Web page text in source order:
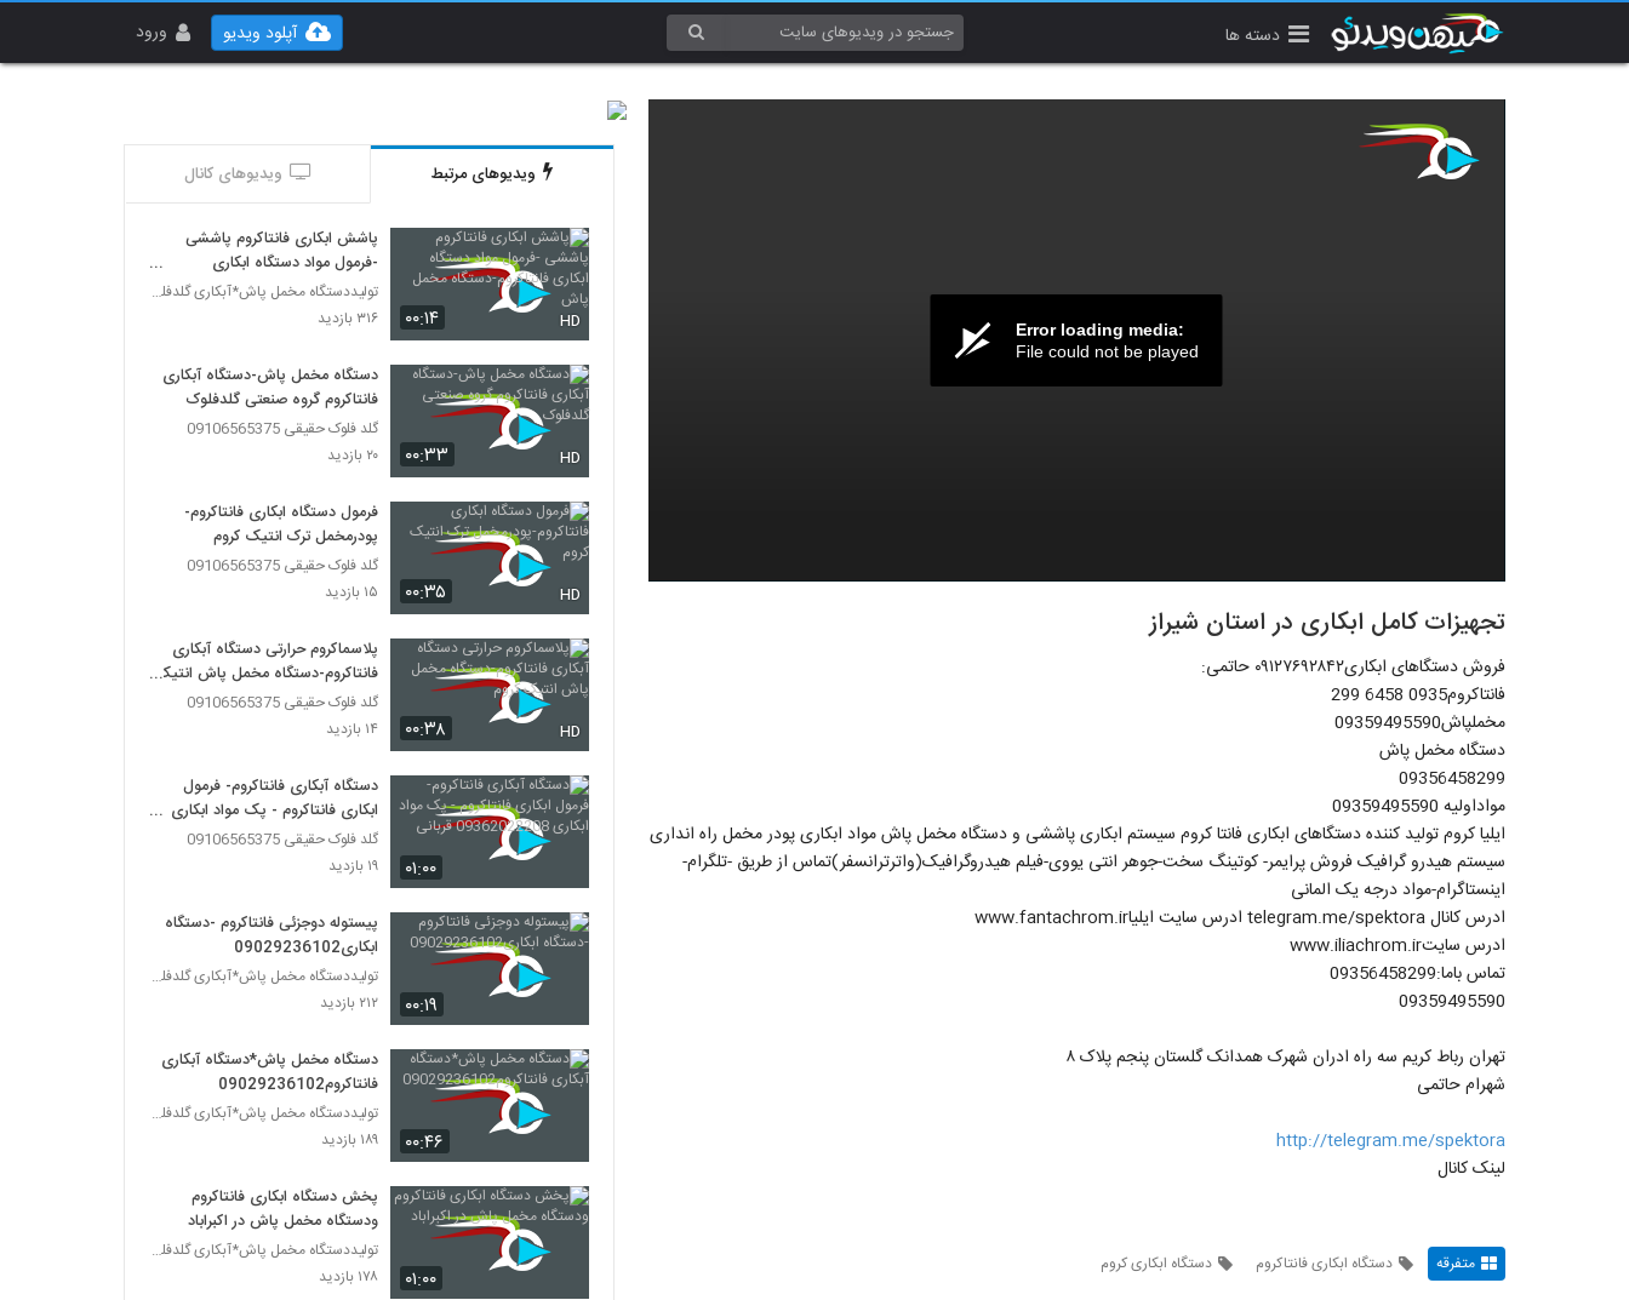
دسته ها ورود آپلود ویدیو
Error loading media:
File could not be played
تجهیزات کامل ابکاری در استان شیراز
فروش دستگاهای ابکاری۰۹۱۲۷۶۹۲۸۴۲ حاتمی:
فانتاکروم0935 6458 299
مخملپاش09359495590
دستگاه مخمل پاش
09356458299
مواداولیه 09359495590
ایلیا کروم تولید کننده دستگاهای ابکاری فانتا کروم سیستم ابکاری پاششی و دستگاه مخمل پاش مواد ابکاری پودر مخمل راه انداری
سیستم هیدرو گرافیک فروش پرایمر- کوتینگ سخت-جوهر انتی یووی-فیلم هیدروگرافیک(واترترانسفر)تماس از طریق -تلگرام-
اینستاگرام-مواد درجه یک المانی
ادرس کانال telegram.me/spektora ادرس سایت ایلیاwww.fantachrom.ir
ادرس سایتwww.iliachrom.ir
تماس باما:09356458299
09359495590
تهران رباط کریم سه راه ادران شهرک همدانک گلستان پنجم پلاک ۸
شهرام حاتمی
http://telegram.me/spektora
لینک کانال
متفرقه دستگاه ابکاری فانتاکروم دستگاه ابکاری کروم
ویدیوهای مرتبط ویدیوهای کانال
۰۰:۱۴ HD
پاشش ابکاری فانتاکروم پاششی
-فرمول مواد دستگاه ابکاری
فانتاکروم-دستگاه مخمل پاش
تولیددستگاه مخمل پاش*آبکاری گلدفلوک 09106565375
۳۱۶ بازدید
۰۰:۳۳ HD
دستگاه مخمل پاش-دستگاه آبکاری
فانتاکروم گروه صنعتی گلدفلوک
گلد فلوک حقیقی 09106565375
۲۰ بازدید
۰۰:۳۵ HD
فرمول دستگاه ابکاری فانتاکروم-
پودرمخمل ترک انتیک کروم
گلد فلوک حقیقی 09106565375
۱۵ بازدید
۰۰:۳۸ HD
پلاسماکروم حرارتی دستگاه آبکاری
فانتاکروم-دستگاه مخمل پاش انتیک
کروم
گلد فلوک حقیقی 09106565375
۱۴ بازدید
۰۱:۰۰
دستگاه آبکاری فانتاکروم- فرمول
ابکاری فانتاکروم - پک مواد ابکاری
09362022208 قربانی
گلد فلوک حقیقی 09106565375
۱۹ بازدید
۰۰:۱۹
پیستوله دوجزئی فانتاکروم -دستگاه
ابکاری09029236102
تولیددستگاه مخمل پاش*آبکاری گلدفلوک 09106565375
۲۱۲ بازدید
۰۰:۴۶
دستگاه مخمل پاش*دستگاه آبکاری
فانتاکروم09029236102
تولیددستگاه مخمل پاش*آبکاری گلدفلوک 09106565375
۱۸۹ بازدید
۰۱:۰۰
پخش دستگاه ابکاری فانتاکروم
ودستگاه مخمل پاش در اکبراباد
تولیددستگاه مخمل پاش*آبکاری گلدفلوک 09106565375
۱۷۸ بازدید